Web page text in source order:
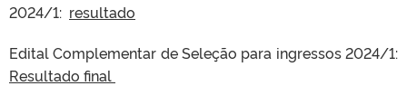
2024/1: resultado
Edital Complementar de Seleção para ingressos 2024/1:
Resultado final